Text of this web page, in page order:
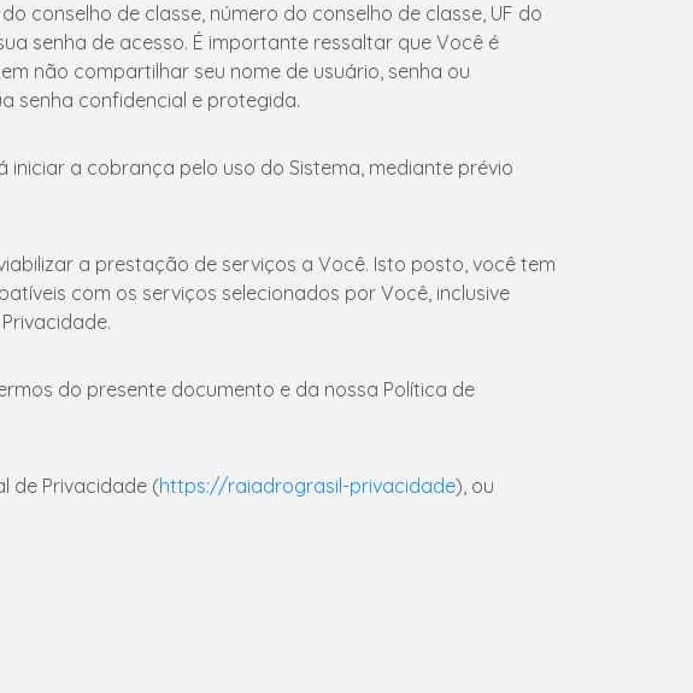
conselho de classe, número do conselho de classe, UF do
senha de acesso. É importante ressaltar que Você é
não compartilhar seu nome de usuário, senha ou
senha confidencial e protegida.
iniciar a cobrança pelo uso do Sistema, mediante prévio
a prestação de serviços a Você. Isto posto, você tem
com os serviços selecionados por Você, inclusive
do presente documento e da nossa Política de
de Privacidade (https://raiadrograsil-privacidade), ou